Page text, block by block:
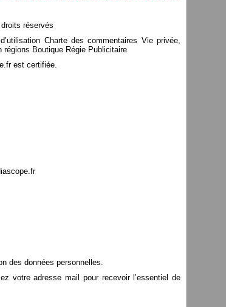
réservés
Charte des commentaires Vie privée,
Boutique Régie Publicitaire
est certifiée.
des données personnelles.
votre adresse mail pour recevoir l’essentiel de